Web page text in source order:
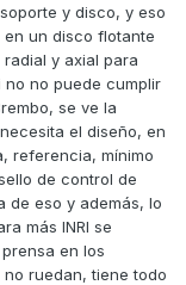
Ng-
con mi xciting 400
y disco, y eso
un disco flotante
y axial para
no puede cumplir
se ve la
el diseño, en
referencia, mínimo
de control de
de eso y además, lo
más INRI se
en los
ruedan, tiene todo